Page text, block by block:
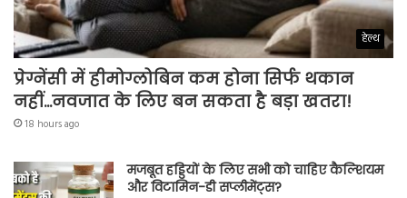
हेल्थ
प्रेग्नेंसी में हीमोग्लोबिन कम होना सिर्फ थकान
नहीं…नवजात के लिए बन सकता है बड़ा खतरा!
18 hours ago
मजबूत हड्डियों के लिए सभी को चाहिए कैल्शियम
और विटामिन-डी सप्लीमेंट्स?